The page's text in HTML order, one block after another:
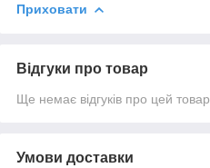
Приховати
Відгуки про товар
Ще немає відгуків про цей товар
Умови доставки